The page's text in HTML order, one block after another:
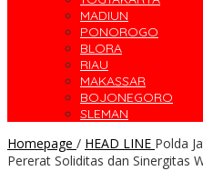
MADIUN
PONOROGO
BLORA
RIAU
MAKASSAR
BOJONEGORO
SLEMAN
Homepage / HEAD LINE Polda
Pererat Soliditas dan Sinergitas